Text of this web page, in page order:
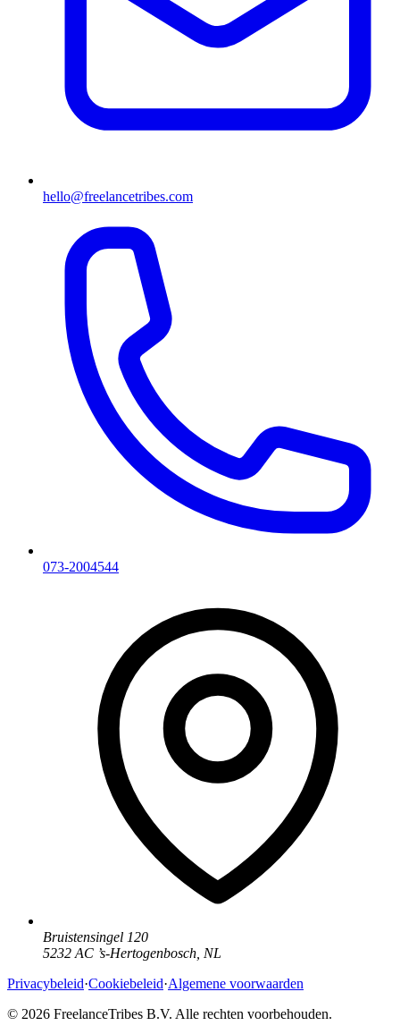
hello@freelancetribes.com
073-2004544
Bruistensingel 120
5232 AC ’s-Hertogenbosch NL
Privacybeleid·Cookiebeleid·Algemene voorwaarden
© 2026 FreelanceTribes B.V. Alle rechten voorbehouden.